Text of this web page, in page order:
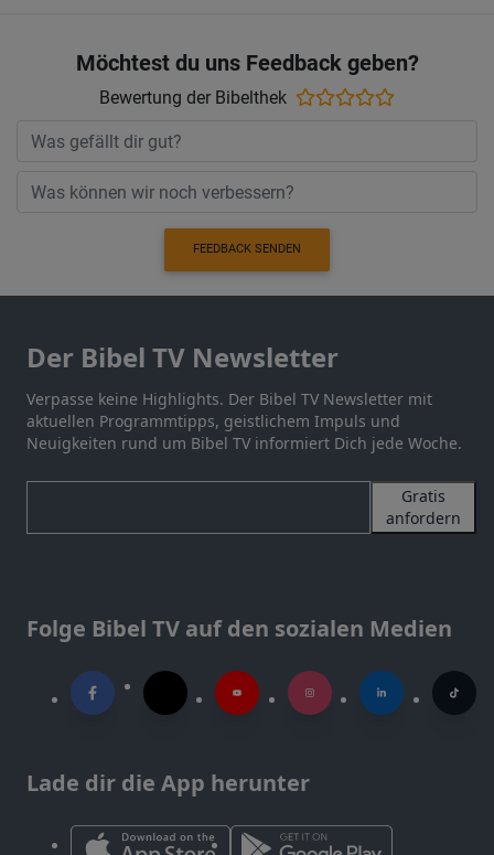
Möchtest du uns Feedback geben?
Bewertung der Bibelthek
FEEDBACK SENDEN
Der Bibel TV Newsletter
Verpasse keine Highlights. Der Bibel TV Newsletter mit
aktuellen Programmtipps, geistlichem Impuls und
Neuigkeiten rund um Bibel TV informiert Dich jede Woche.
Gratis
anfordern
Folge Bibel TV auf den sozialen Medien
Lade dir die App herunter